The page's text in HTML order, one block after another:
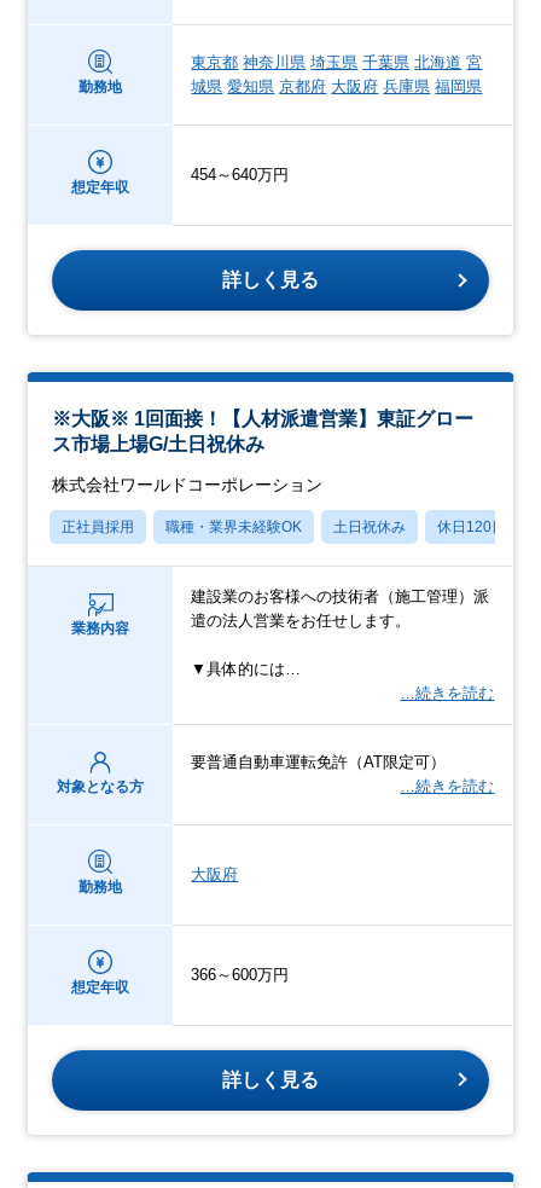
勤務地
東京都 神奈川県 埼玉県 千葉県 北海道 宮
城県 愛知県 京都府 大阪府 兵庫県 福岡県
想定年収
454～640万円
詳しく見る
※大阪※ 1回面接！【人材派遣営業】東証グロー
ス市場上場G/土日祝休み
株式会社ワールドコーポレーション
正社員採用 職種・業界未経験OK 土日祝休み 休日120日以上
業務内容
建設業のお客様への技術者（施工管理）派
遣の法人営業をお任せします。
▼具体的には…
…続きを読む
対象となる方
要普通自動車運転免許（AT限定可）
…続きを読む
勤務地
大阪府
想定年収
366～600万円
詳しく見る